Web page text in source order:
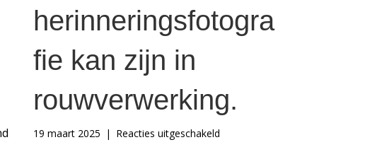
herinneringsfotogra
fie kan zijn in
rouwverwerking.
19 maart 2025 | Reacties uitgeschakeldvoor